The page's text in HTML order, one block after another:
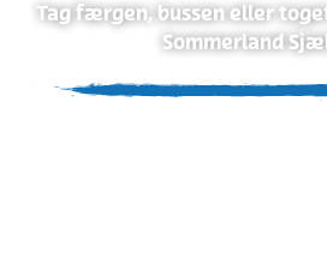
Tag færgen, bussen eller
Sommerland